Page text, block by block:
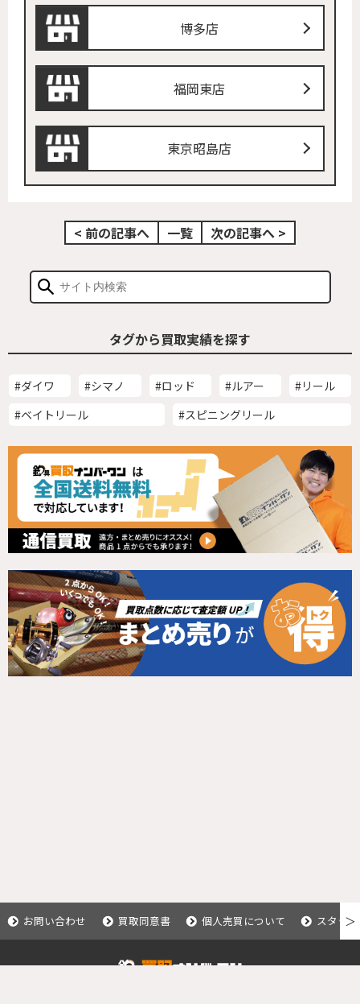
博多店
福岡東店
東京昭島店
< 前の記事へ 一覧 次の記事へ >
タグから買取実績を探す
#ダイワ #シマノ #ロッド #ルアー
#リール
#ベイトリール
#スピニングリール
お問い合わせ 買取同意書 個人売買について スタッ＞